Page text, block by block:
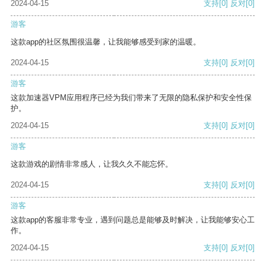
2024-04-15
支持[0] 反对[0]
游客
这款app的社区氛围很温馨，让我能够感受到家的温暖。
2024-04-15 支持[0] 反对[0]
游客
这款加速器VPM应用程序已经为我们带来了无限的隐私保护和安全性保
护。
2024-04-15
支持[0] 反对[0]
游客
这款游戏的剧情非常感人，让我久久不能忘怀。
2024-04-15 支持[0] 反对[0]
游客
这款app的客服非常专业，遇到问题总是能够及时解决，让我能够安心工
作。
2024-04-15
支持[0] 反对[0]